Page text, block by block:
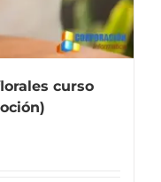
curso